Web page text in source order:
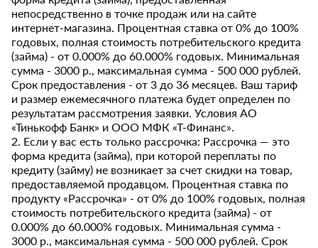
непосредственно в точке продаж или на сайте
интернет-магазина. Процентная ставка от 0% до 100%
годовых, полная стоимость потребительского кредита
(займа) - от 0.000% до 60.000% годовых. Минимальная
сумма - 3000 р., максимальная сумма - 500 000 рублей.
Срок предоставления - от 3 до 36 месяцев. Ваш тариф
и размер ежемесячного платежа будет определен по
результатам рассмотрения заявки. Условия АО
«Тинькофф Банк» и ООО МФК «Т-Финанс».
2. Если у вас есть только рассрочка: Рассрочка — это
форма кредита (займа), при которой переплаты по
кредиту (займу) не возникает за счет скидки на товар,
предоставляемой продавцом. Процентная ставка по
продукту «Рассрочка» - от 0% до 100% годовых, полная
стоимость потребительского кредита (займа) - от
0.000% до 60.000% годовых. Минимальная сумма -
3000 р., максимальная сумма - 500 000 рублей. Срок